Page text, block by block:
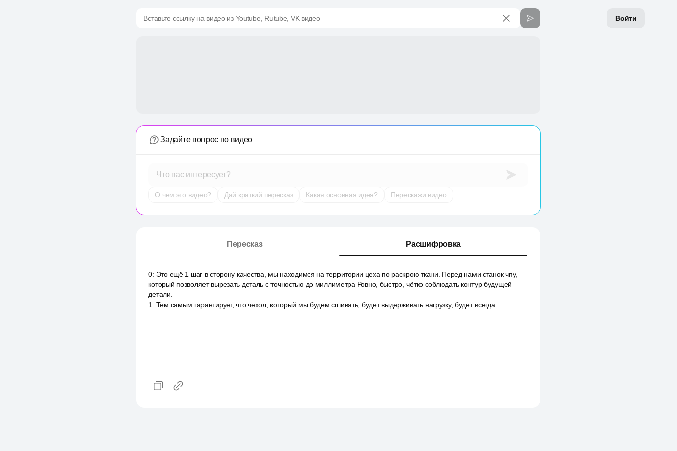
Войти
Вставьте ссылку на видео из Youtube, Rutube, VK видео
Задайте вопрос по видео
Что вас интересует?
О чем это видео? Дай краткий пересказ Какая основная идея? Перескажи видео
Пересказ Расшифровка
0: Это ещё 1 шаг в сторону качества, мы находимся на территории цеха по раскрою ткани. Перед нами станок чпу,
который позволяет вырезать деталь с точностью до миллиметра Ровно, быстро, чётко соблюдать контур будущей
детали.
1 : Тем самым гарантирует, что чехол, который мы будем сшивать, будет выдерживать нагрузку, будет всегда.